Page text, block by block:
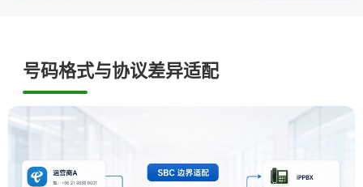
号码格式与协议差异适配